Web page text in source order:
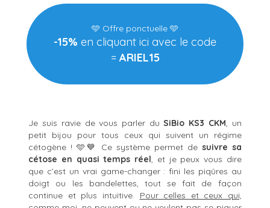
🩵 Offre ponctuelle 🩵
-15% en cliquant ici avec le code
= ARIEL15
Je suis ravie de vous parler duSiBio KS3 CKM, un
petit bijou pour tous ceux qui suivent un régime
cétogène ! 🩵💙 Ce système permet de suivre sa
cétose en quasi temps réel, et je peux vous dire
que c’est un vrai game-changer : fini les piqûres au
doigt ou les bandelettes, tout se fait de façon
continue et plus intuitive. Pour celles et ceux qui,